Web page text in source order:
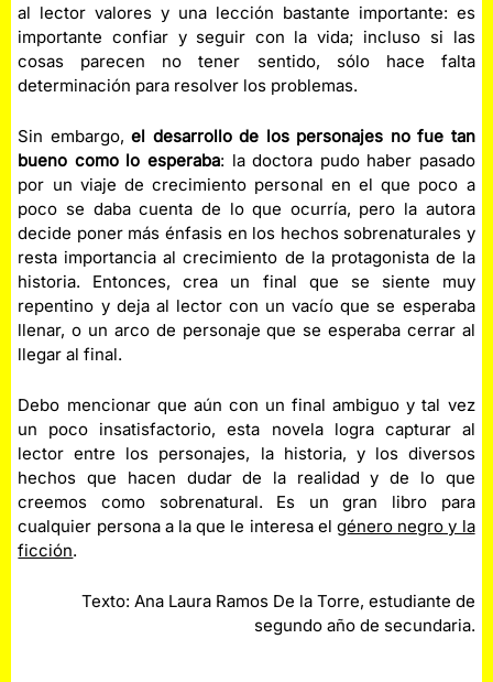
al lector valores y una lección bastante importante: es
importante confiar y seguir con la vida; incluso si las
cosas parecen no tener sentido, sólo hace falta
determinación para resolver los problemas.
Sin embargo,el desarrollo de los personajes no fue tan
bueno como lo esperaba: la doctora pudo haber pasado
por un viaje de crecimiento personal en el que poco a
poco se daba cuenta de lo que ocurría, pero la autora
decide poner más énfasis en los hechos sobrenaturales y
resta importancia al crecimiento de la protagonista de la
historia. Entonces, crea un final que se siente muy
repentino y deja al lector con un vacío que se esperaba
llenar, o un arco de personaje que se esperaba cerrar al
llegar al final.
Debo mencionar que aún con un final ambiguo y tal vez
un poco insatisfactorio, esta novela logra capturar al
lector entre los personajes, la historia, y los diversos
hechos que hacen dudar de la realidad y de lo que
creemos como sobrenatural. Es un gran libro para
cualquier persona a la que le interesa el género negro y la
ficción.
Texto: Ana Laura Ramos De la Torre, estudiante de
segundo año de secundaria.